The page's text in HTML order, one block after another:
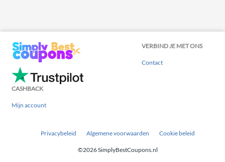
VERBIND JE MET ONS
Contact
CASHBACK
Mijn account
Privacybeleid Algemene voorwaarden Cookie beleid
©2026 SimplyBestCoupons.nl